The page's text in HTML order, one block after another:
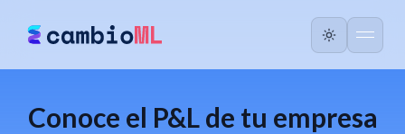
Conoce el P&L de tu empresa